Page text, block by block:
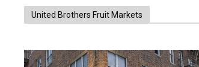
United Brothers Fruit Markets